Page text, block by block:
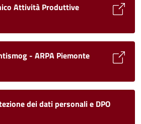
Attività Produttive
- ARPA Piemonte
dei dati personali e DPO